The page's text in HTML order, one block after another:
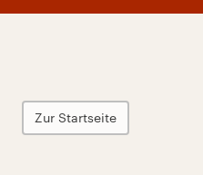
Zur Startseite